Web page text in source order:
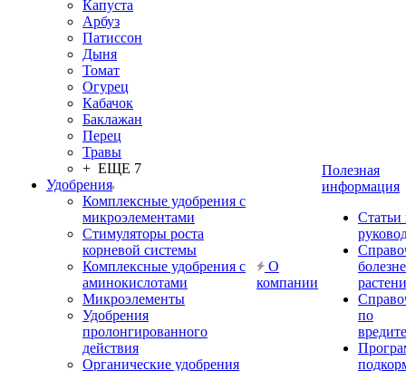
Капуста
Арбуз
Патиссон
Дыня
Томат
Огурец
Кабачок
Баклажан
Перец
Травы
+ ЕЩЕ 7
Удобрения
Комплексные удобрения с
микроэлементами
Стимуляторы роста
корневой системы
Комплексные удобрения с
аминокислотами
Микроэлементы
Удобрения
пролонгированного
действия
Органические удобрения
О
компании
Полезная
информация
Статьи
по